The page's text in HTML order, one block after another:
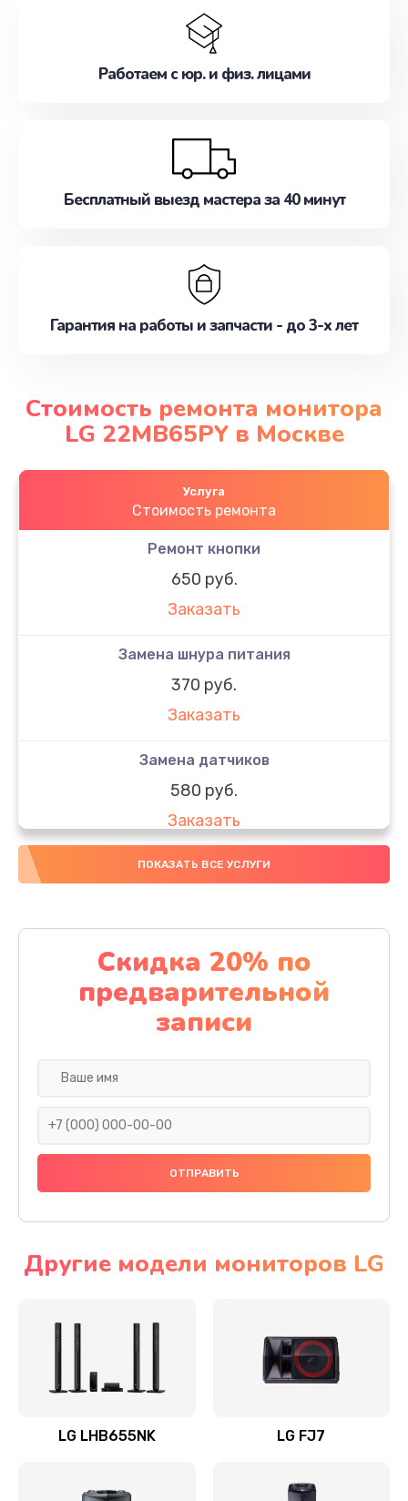
Работаем с юр. и физ. лицами
Бесплатный выезд мастера за 40 минут
Гарантия на работы и запчасти - до 3-х лет
Стоимость ремонта монитора
LG 22MB65PY в Москве
Услуга
Стоимость ремонта
Ремонт кнопки
650 руб.
Заказать
Замена шнура питания
370 руб.
Заказать
Замена датчиков
580 руб.
Заказать
Комплексная чистка
Заказать
Замена дисплея (экрана)
2000 руб.
Заказать
Ремонт платы электроники
Прошивка
Ремонт / замена кнопок, клавиш, индикаторов,
ПОКАЗАТЬ ВСЕ УСЛУГИ
Скидка 20% по
предварительной
записи
Другие модели мониторов LG
LG LHB655NK LG FJ7